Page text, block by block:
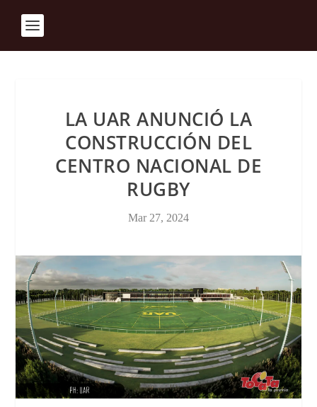
LA UAR ANUNCIÓ LA
CONSTRUCCIÓN DEL
CENTRO NACIONAL DE
RUGBY
Mar 27, 2024